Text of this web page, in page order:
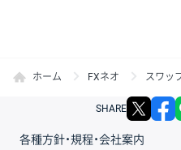
ホーム FXネオ スワッ
SHARE
各種方針・規程・会社案内